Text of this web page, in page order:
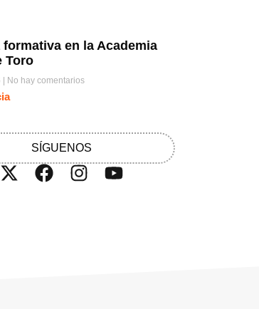
en la Academia
Toro
No hay comentarios
SÍGUENOS